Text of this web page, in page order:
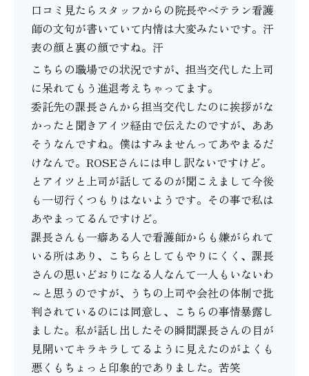
口コミ見たらスタッフからの院長やベテラン看護
師の文句が書いていて内情は大変みたいです。汗
表の顔と裏の顔ですね。汗
こちらの職場での状況ですが、担当交代した上司
に呆れてもう進退考えちゃってます。
委託先の課長さんから担当交代したのに挨拶がな
かったと聞きアイツ経由で伝えたのですが、ああ
そうなんですね。僕はすみませんってあやまるだ
けなんで。ROSEさんには申し訳ないですけど。
とアイツと上司が話してるのが聞こえまして今後
も一切行くつもりはないようです。その事で私は
あやまってるんですけど。
課長さんも一癖ある人で看護師からも嫌がられて
いる所はあり、こちらとしてもやりにくく、課長
さんの思いどおりになる人なんて一人もいないわ
～と思うのですが、うちの上司や会社の体制で批
判されているのには同意し、こちらの事情暴露し
ました。私が話し出したその瞬間課長さんの目が
見開いてキラキラしてるように見えたのがよくも
悪くもちょっと印象的でありました。苦笑